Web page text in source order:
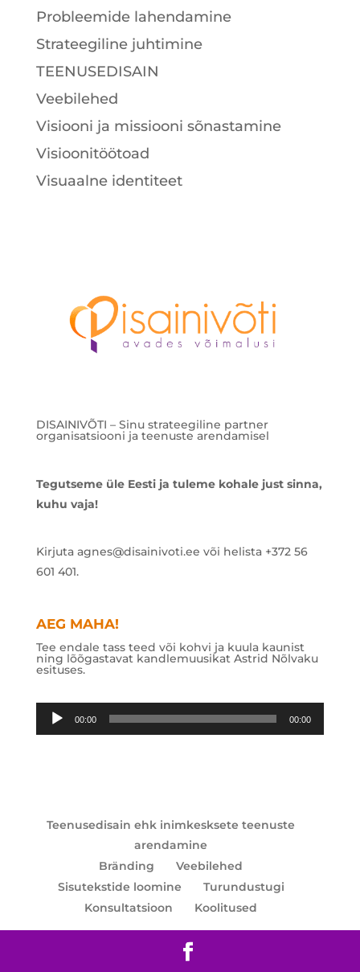
Probleemide lahendamine
Strateegiline juhtimine
TEENUSEDISAIN
Veebilehed
Visiooni ja missiooni sõnastamine
Visioonitöötoad
Visuaalne identiteet
DISAINIVÕTI – Sinu strateegiline partner
organisatsiooni ja teenuste arendamisel
Tegutseme üle Eesti ja tuleme kohale just sinna,
kuhu vaja!
Kirjuta agnes@disainivoti.ee või helista +372 56
601 401.
AEG MAHA!
Tee endale tass teed või kohvi ja kuula kaunist
ning lõõgastavat kandlemuusikat Astrid Nõlvaku
esituses.
Audioesitaja
00:00 00:00
Teenusedisain ehk inimkesksete teenuste
arendamine
Bränding
Veebilehed
Sisutekstide loomine
Turundustugi
Konsultatsioon
Koolitused